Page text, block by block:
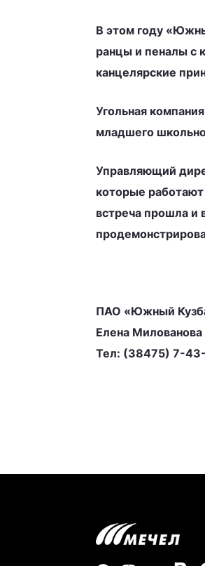
В этом году
ранцы и пеналы с
канцелярские
Угольная
младшего
Управляющий
которые работают
встреча прошла и
ПАО «Южный
Елена Милованова
Тел: (38475) 7-